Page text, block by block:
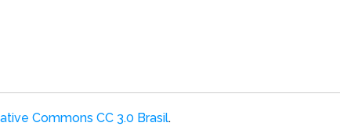
Commons CC 3.0 Brasil.